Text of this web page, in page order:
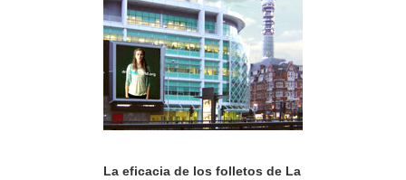
La eficacia de los folletos de La